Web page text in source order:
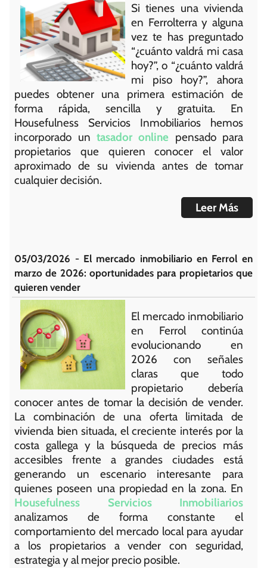
Si tienes una vivienda
en Ferrolterra y alguna
vez te has preguntado
“¿cuánto valdrá mi casa
hoy?”, o “¿cuánto valdrá
mi piso hoy?”, ahora
puedes obtener una primera estimación de
forma rápida, sencilla y gratuita. En
Housefulness Servicios Inmobiliarios hemos
incorporado un tasador online pensado para
propietarios que quieren conocer el valor
aproximado de su vivienda antes de tomar
cualquier decisión.
Leer Más
05/03/2026 - El mercado inmobiliario en Ferrol en
marzo de 2026: oportunidades para propietarios que
quieren vender
El mercado inmobiliario
en Ferrol continúa
evolucionando en
2026 con señales
claras que todo
propietario debería
conocer antes de tomar la decisión de vender.
La combinación de una oferta limitada de
vivienda bien situada, el creciente interés por la
costa gallega y la búsqueda de precios más
accesibles frente a grandes ciudades está
generando un escenario interesante para
quienes poseen una propiedad en la zona. En
Housefulness Servicios Inmobiliarios
analizamos de forma constante el
comportamiento del mercado local para ayudar
a los propietarios a vender con seguridad,
estrategia y al mejor precio posible.